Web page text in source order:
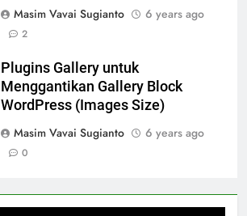
Masim Vavai Sugianto
6 years ago
2
Plugins Gallery untuk
Menggantikan Gallery Block
WordPress (Images Size)
Masim Vavai Sugianto
6 years ago
0